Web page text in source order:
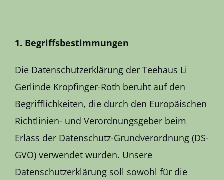
1. Begriffsbestimmungen
Die Datenschutzerklärung der Teehaus Li
Gerlinde Kropfinger-Roth beruht auf den
Begrifflichkeiten, die durch den Europäischen
Richtlinien- und Verordnungsgeber beim
Erlass der Datenschutz-Grundverordnung (DS-
GVO) verwendet wurden. Unsere
Datenschutzerklärung soll sowohl für die